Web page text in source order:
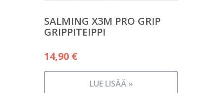
SALMING X3M PRO GRIP
GRIPPITEIPPI
14,90 €
LUE LISÄÄ »